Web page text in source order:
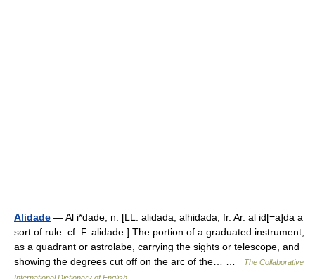
Alidade — Al i*dade, n. [LL. alidada, alhidada, fr. Ar. al id[=a]da a
sort of rule: cf. F. alidade.] The portion of a graduated instrument,
as a quadrant or astrolabe, carrying the sights or telescope, and
showing the degrees cut off on the arc of the… …
The Collaborative